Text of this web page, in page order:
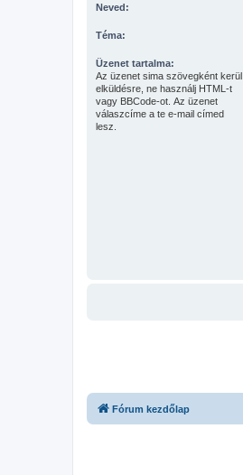
Neved:
Téma:
Üzenet tartalma:
Az üzenet sima szövegként kerül
elküldésre, ne használj HTML-t
vagy BBCode-ot. Az üzenet
válaszcíme a te e-mail címed
lesz.
Fórum kezdőlap